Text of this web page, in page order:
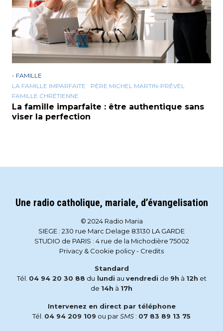
- FAMILLE
LA FAMILLE IMPARFAITE
PÈRE MICHEL MARTIN-PRÉVEL
FAMILLE CHRÉTIENNE
La famille imparfaite : être authentique sans
viser la perfection
Une radio catholique, mariale, d’évangelisation
© 2024 Radio Maria
SIEGE : 230 rue Marc Delage 83130 LA GARDE
STUDIO de PARIS : 4 rue de la Michodière 75002
Privacy & Cookie policy- Credits
Standard
Tél. 04 94 20 30 88 du lundi au vendredi de 9h à 12h et
de 14h à 17h
Intervenez en direct par téléphone
Tél. 04 94 209 109 ou parSMS : 07 83 89 13 75